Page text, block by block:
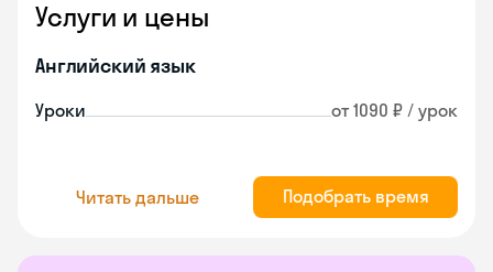
Услуги и цены
Английский язык
Уроки от 1090 ₽ / урок
Читать дальше Подобрать время